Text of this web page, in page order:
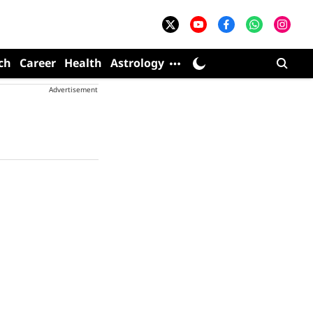
Career Health Astrology
Advertisement